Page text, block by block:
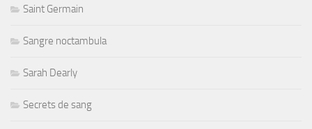
Saint Germain
Sangre noctambula
Sarah Dearly
Secrets de sang